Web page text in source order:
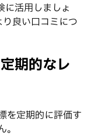
に活用しましょ
良い口コミにつ
期的なレ
を定期的に評価す